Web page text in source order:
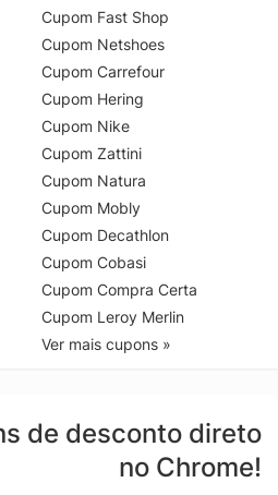
Cupom Fast Shop
Cupom Netshoes
Cupom Carrefour
Cupom Hering
Cupom Nike
Cupom Zattini
Cupom Natura
Cupom Mobly
Cupom Decathlon
Cupom Cobasi
Cupom Compra Certa
Cupom Leroy Merlin
Ver mais cupons »
de desconto direto
no Chrome!